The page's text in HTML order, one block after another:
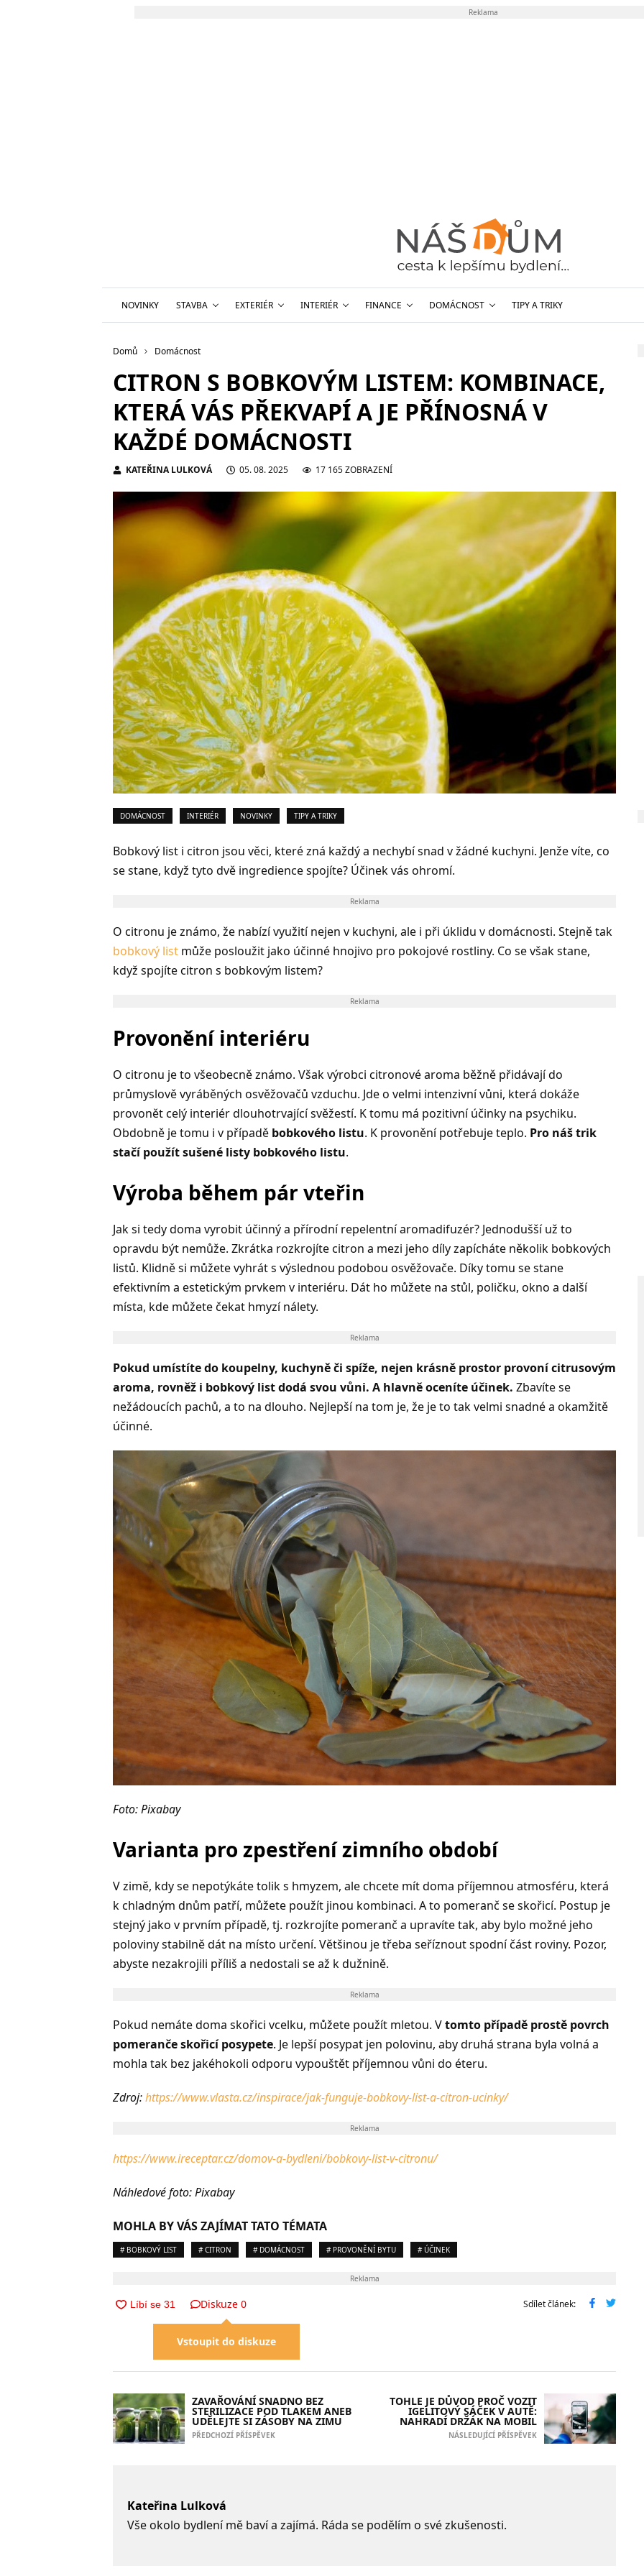
Reklama
NOVINKY STAVBA EXTERIÉR INTERIÉR FINANCE DOMÁCNOST TIPY A TRIKY
Domů Domácnost
CITRON S BOBKOVÝM LISTEM: KOMBINACE,
KTERÁ VÁS PŘEKVAPÍ A JE PŘÍNOSNÁ V
KAŽDÉ DOMÁCNOSTI
KATEŘINA LULKOVÁ 05. 08. 2025 17 165 ZOBRAZENÍ
DOMÁCNOST INTERIÉR NOVINKY TIPY A TRIKY
Bobkový list i citron jsou věci, které zná každý a nechybí snad v žádné kuchyni. Jenže víte, co
se stane, když tyto dvě ingredience spojíte? Účinek vás ohromí.
Reklama
O citronu je známo, že nabízí využití nejen v kuchyni, ale i při úklidu v domácnosti. Stejně tak
bobkový list může posloužit jako účinné hnojivo pro pokojové rostliny. Co se však stane,
když spojíte citron s bobkovým listem?
Reklama
Provonění interiéru
O citronu je to všeobecně známo. Však výrobci citronové aroma běžně přidávají do
průmyslově vyráběných osvěžovačů vzduchu. Jde o velmi intenzivní vůni, která dokáže
provonět celý interiér dlouhotrvající svěžestí. K tomu má pozitivní účinky na psychiku.
Obdobně je tomu i v případě bobkového listu. K provonění potřebuje teplo. Pro náš trik
stačí použít sušené listy bobkového listu.
Výroba během pár vteřin
Jak si tedy doma vyrobit účinný a přírodní repelentní aromadifuzér? Jednodušší už to
opravdu být nemůže. Zkrátka rozkrojíte citron a mezi jeho díly zapícháte několik bobkových
listů. Klidně si můžete vyhrát s výslednou podobou osvěžovače. Díky tomu se stane
efektivním a estetickým prvkem v interiéru. Dát ho můžete na stůl, poličku, okno a další
místa, kde můžete čekat hmyzí nálety.
Reklama
Pokud umístíte do koupelny, kuchyně či spíže, nejen krásně prostor provoní citrusovým
aroma, rovněž i bobkový list dodá svou vůni. A hlavně oceníte účinek. Zbavíte se
nežádoucích pachů, a to na dlouho. Nejlepší na tom je, že je to tak velmi snadné a okamžitě
účinné.
Foto: Pixabay
Varianta pro zpestření zimního období
V zimě, kdy se nepotýkáte tolik s hmyzem, ale chcete mít doma příjemnou atmosféru, která
k chladným dnům patří, můžete použít jinou kombinaci. A to pomeranč se skořicí. Postup je
stejný jako v prvním případě, tj. rozkrojíte pomeranč a upravíte tak, aby bylo možné jeho
poloviny stabilně dát na místo určení. Většinou je třeba seříznout spodní část roviny. Pozor,
abyste nezakrojili příliš a nedostali se až k dužnině.
Reklama
Pokud nemáte doma skořici vcelku, můžete použít mletou. Vtomto případě prostě povrch
pomeranče skořicí posypete. Je lepší posypat jen polovinu, aby druhá strana byla volná a
mohla tak bez jakéhokoli odporu vypouštět příjemnou vůni do éteru.
Zdroj:https://www.vlasta.cz/inspirace/jak-funguje-bobkovy-list-a-citron-ucinky/
Reklama
https://www.ireceptar.cz/domov-a-bydleni/bobkovy-list-v-citronu/
Náhledové foto: Pixabay
MOHLA BY VÁS ZAJÍMAT TATO TÉMATA
# BOBKOVÝ LIST # CITRON # DOMÁCNOST # PROVONĚNÍ BYTU # ÚČINEK
Reklama
Diskuze 0
Vstoupit do diskuze
Sdílet článek:
ZAVAŘOVÁNÍ SNADNO BEZ
STERILIZACE POD TLAKEM ANEB
UDĚLEJTE SI ZÁSOBY NA ZIMU
PŘEDCHOZÍ PŘÍSPĚVEK
TOHLE JE DŮVOD PROČ VOZIT
IGELITOVÝ SÁČEK V AUTĚ:
NAHRADÍ DRŽÁK NA MOBIL
NÁSLEDUJÍCÍ PŘÍSPĚVEK
Kateřina Lulková
Vše okolo bydlení mě baví a zajímá. Ráda se podělím o své zkušenosti.